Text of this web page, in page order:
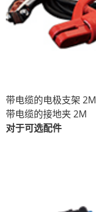
带电缆的电极支架 2M
带电缆的接地夹 2M
对于可选配件